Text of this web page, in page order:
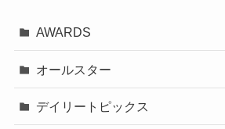
AWARDS
オールスター
デイリートピックス